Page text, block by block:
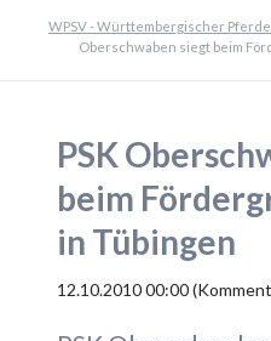
WPSV - Württembergischer
Oberschwaben siegt beim
PSK
beim
in Tübingen
12.10.2010 00:00